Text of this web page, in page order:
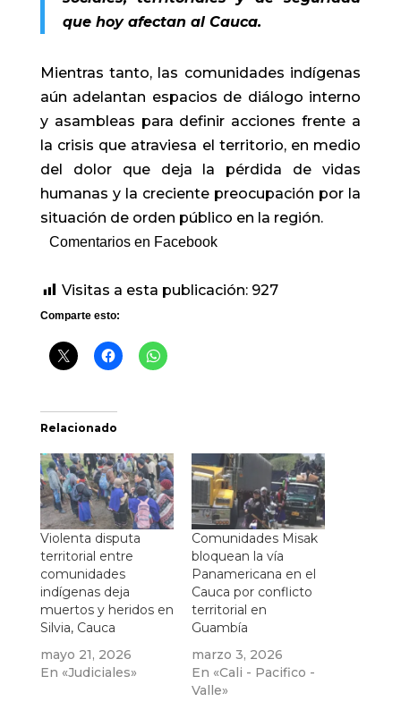
que hoy afectan al Cauca.
Mientras tanto, las comunidades indígenas
aún adelantan espacios de diálogo interno
y asambleas para definir acciones frente a
la crisis que atraviesa el territorio, en medio
del dolor que deja la pérdida de vidas
humanas y la creciente preocupación por la
situación de orden público en la región.
Comentarios en Facebook
Visitas a esta publicación: 927
Comparte esto:
Relacionado
Violenta disputa
territorial entre
comunidades
indígenas deja
muertos y heridos en
Silvia, Cauca
mayo 21, 2026
En «Judiciales»
Comunidades Misak
bloquean la vía
Panamericana en el
Cauca por conflicto
territorial en
Guambía
marzo 3, 2026
En «Cali - Pacifico -
Valle»